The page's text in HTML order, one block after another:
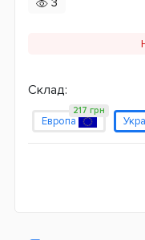
3
Склад:
Европа
217 грн